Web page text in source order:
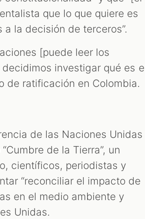
que lo que quiere es
la decisión de terceros”.
[puede leer los
investigar qué es
de ratificación en Colombia.
de las Naciones Unidas
de la Tierra”, un
científicos, periodistas y
“reconciliar el impacto de
en el medio ambiente y
Unidas.